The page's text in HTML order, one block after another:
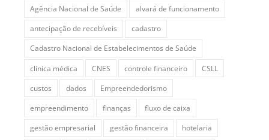
Agência Nacional de Saúde
alvará de funcionamento
antecipação de recebíveis
cadastro
Cadastro Nacional de Estabelecimentos de Saúde
clínica médica
CNES controle financeiro
CSLL
custos
dados
Empreendedorismo
empreendimento
finanças
fluxo de caixa
gestão empresarial
gestão financeira
hotelaria